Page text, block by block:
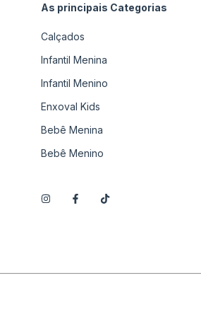
As principais Categorias
Calçados
Infantil Menina
Infantil Menino
Enxoval Kids
Bebê Menina
Bebê Menino